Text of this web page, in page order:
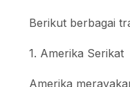
Berikut berbagai
1. Amerika Serikat
Amerika